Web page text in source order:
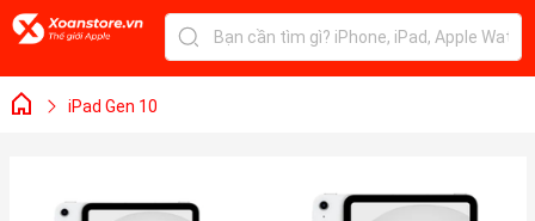
iPad Gen 10